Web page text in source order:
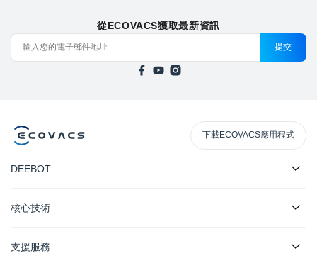
從ECOVACS獲取最新資訊
提交
下載ECOVACS應用程式
DEEBOT
核心技術
支援服務